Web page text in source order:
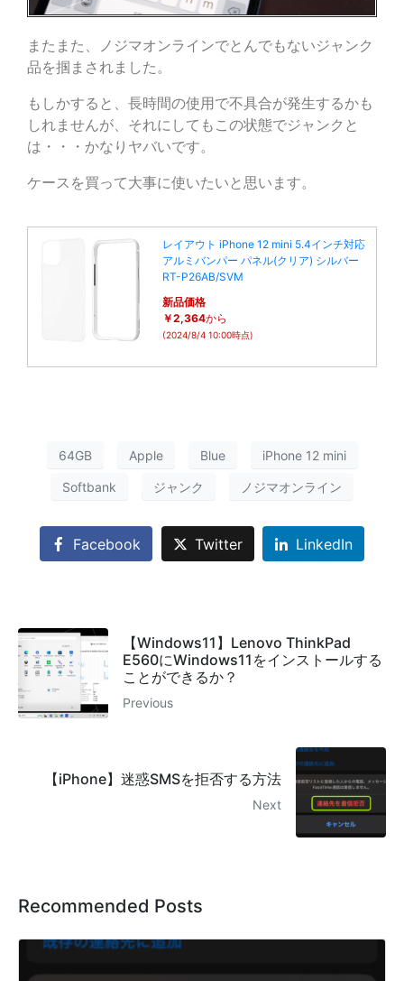
またまた、ノジマオンラインでとんでもないジャンク
品を掴まされました。
もしかすると、長時間の使用で不具合が発生するかも
しれませんが、それにしてもこの状態でジャンクと
は・・・かなりヤバいです。
ケースを買って大事に使いたいと思います。
レイアウト iPhone 12 mini 5.4インチ対応
アルミバンパー パネル(クリア) シルバー
RT-P26AB/SVM
新品価格
￥2,364から
(2024/8/4 10:00時点)
64GB Apple Blue iPhone 12 mini
Softbank ジャンク ノジマオンライン
Facebook Twitter LinkedIn
【Windows11】Lenovo ThinkPad
E560にWindows11をインストールする
ことができるか？
Previous
【iPhone】迷惑SMSを拒否する方法
Next
Recommended Posts